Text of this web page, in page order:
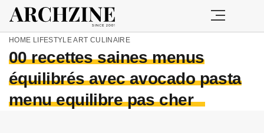
HOME LIFESTYLEART CULINAIRE
00 recettes saines menus
équilibrés avec avocado pasta
menu equilibre pas cher